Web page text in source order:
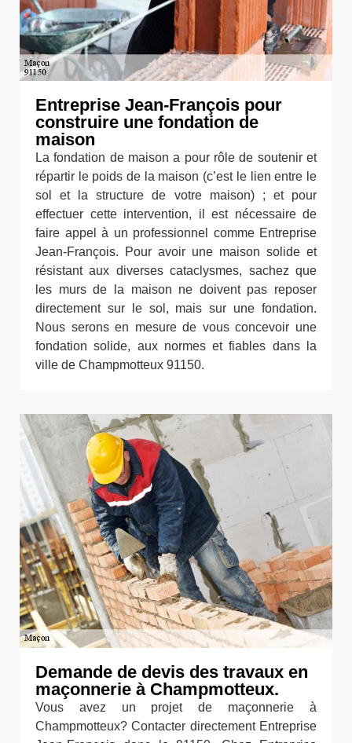
Entreprise Jean-François pour
construire une fondation de
maison
La fondation de maison a pour rôle de soutenir et
répartir le poids de la maison (c’est le lien entre le
sol et la structure de votre maison) ; et pour
effectuer cette intervention, il est nécessaire de
faire appel à un professionnel comme Entreprise
Jean-François. Pour avoir une maison solide et
résistant aux diverses cataclysmes, sachez que
les murs de la maison ne doivent pas reposer
directement sur le sol, mais sur une fondation.
Nous serons en mesure de vous concevoir une
fondation solide, aux normes et fiables dans la
ville de Champmotteux 91150.
Demande de devis des travaux en
maçonnerie à Champmotteux.
Vous avez un projet de maçonnerie à
Champmotteux? Contacter directement Entreprise